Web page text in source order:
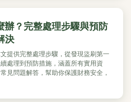
辦？完整處理步驟與預防
決
提供完整處理步驟，從發現盜刷第一
處理到預防措施，涵蓋所有實用資
見問題解答，幫助你保護財務安全，